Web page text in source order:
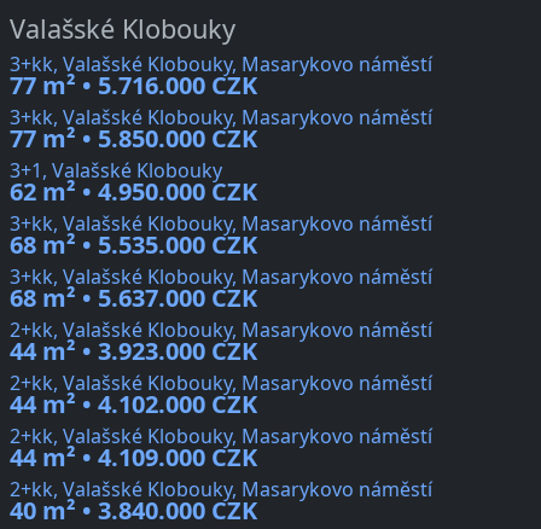
Valašské Klobouky
3+kk, Valašské Klobouky, Masarykovo náměstí
77 m² • 5.716.000 CZK
3+kk, Valašské Klobouky, Masarykovo náměstí
77 m² • 5.850.000 CZK
3+1, Valašské Klobouky
62 m² • 4.950.000 CZK
3+kk, Valašské Klobouky, Masarykovo náměstí
68 m² • 5.535.000 CZK
3+kk, Valašské Klobouky, Masarykovo náměstí
68 m² • 5.637.000 CZK
2+kk, Valašské Klobouky, Masarykovo náměstí
44 m² • 3.923.000 CZK
2+kk, Valašské Klobouky, Masarykovo náměstí
44 m² • 4.102.000 CZK
2+kk, Valašské Klobouky, Masarykovo náměstí
44 m² • 4.109.000 CZK
2+kk, Valašské Klobouky, Masarykovo náměstí
40 m² • 3.840.000 CZK